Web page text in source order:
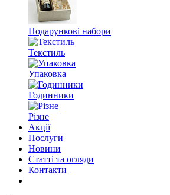
Подарункові набори
Текстиль
Упаковка
Годинники
Різне
Акції
Послуги
Новини
Статті та огляди
Контакти